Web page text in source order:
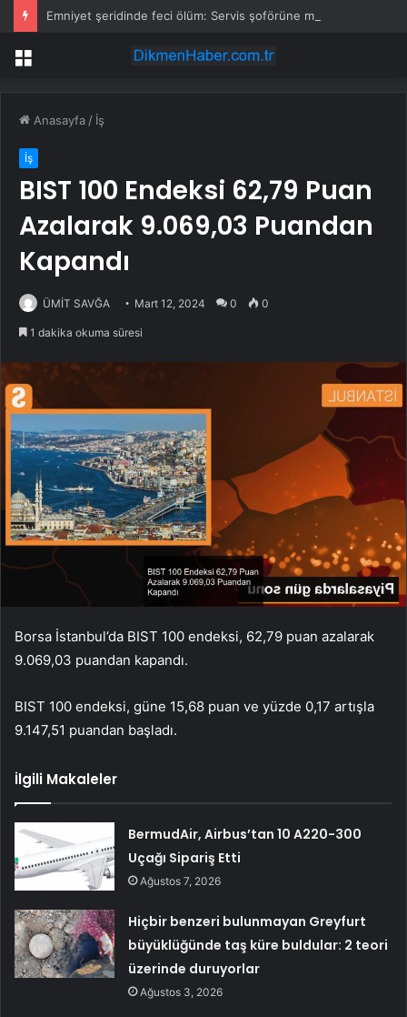
Menü
Anasayfa / İş
İş
BIST 100 Endeksi 62,79 Puan
Azalarak 9.069,03 Puandan
Kapandı
ÜMİT SAVĞA Mart 12, 2024 0 0
1 dakika okuma süresi
Borsa İstanbul’da BIST 100 endeksi, 62,79 puan azalarak
9.069,03 puandan kapandı.
BIST 100 endeksi, güne 15,68 puan ve yüzde 0,17 artışla
9.147,51 puandan başladı.
İlgili Makaleler
BermudAir, Airbus’tan 10 A220-300
Uçağı Sipariş Etti
Ağustos 7, 2026
Hiçbir benzeri bulunmayan Greyfurt
büyüklüğünde taş küre buldular: 2 teori
üzerinde duruyorlar
Ağustos 3, 2026